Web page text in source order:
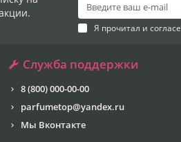
Я прочитал и
Служба поддержки
8 (800) 000-00-00
parfumetop@yandex.ru
Мы Вконтакте